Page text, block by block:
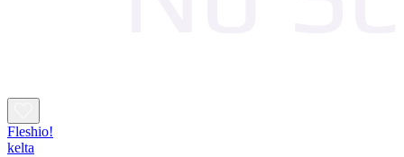
Fleshio!
kelta